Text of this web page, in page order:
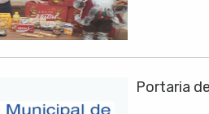
Portaria